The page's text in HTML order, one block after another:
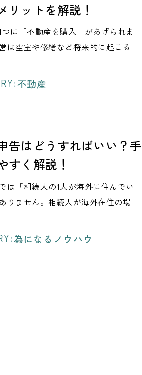
リットを解説！
に「不動産を購入」があげられま
は空室や修繕など将来的に起こる
不動産
告はどうすればいい？手
すく解説！
は「相続人の1人が海外に住んでい
りません。相続人が海外在住の場
為になるノウハウ